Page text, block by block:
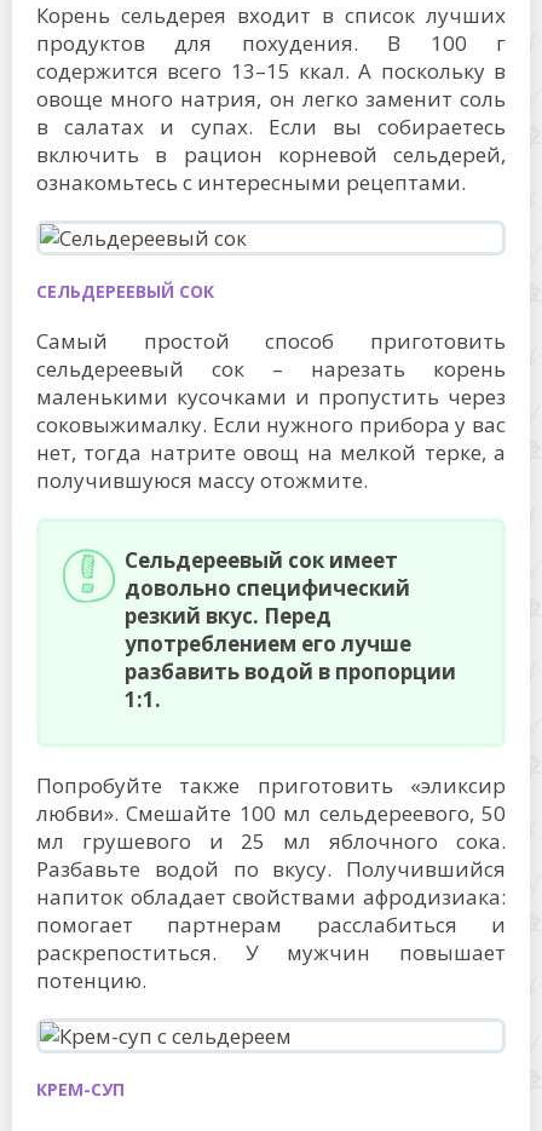
Корень сельдерея входит в список лучших
продуктов для похудения. В 100 г
содержится всего 13–15 ккал. А поскольку в
овоще много натрия, он легко заменит соль
в салатах и супах. Если вы собираетесь
включить в рацион корневой сельдерей,
ознакомьтесь с интересными рецептами.
СЕЛЬДЕРЕЕВЫЙ СОК
Самый простой способ приготовить
сельдереевый сок – нарезать корень
маленькими кусочками и пропустить через
соковыжималку. Если нужного прибора у вас
нет, тогда натрите овощ на мелкой терке, а
получившуюся массу отожмите.
Сельдереевый сок имеет
довольно специфический
резкий вкус. Перед
употреблением его лучше
разбавить водой в пропорции
1:1.
Попробуйте также приготовить «эликсир
любви». Смешайте 100 мл сельдереевого, 50
мл грушевого и 25 мл яблочного сока.
Разбавьте водой по вкусу. Получившийся
напиток обладает свойствами афродизиака:
помогает партнерам расслабиться и
раскрепоститься. У мужчин повышает
потенцию.
КРЕМ-СУП